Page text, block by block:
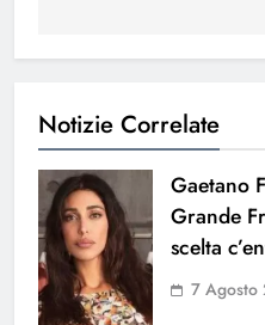
Notizie Correlate
Gaetano
Grande
scelta
7 Agosto